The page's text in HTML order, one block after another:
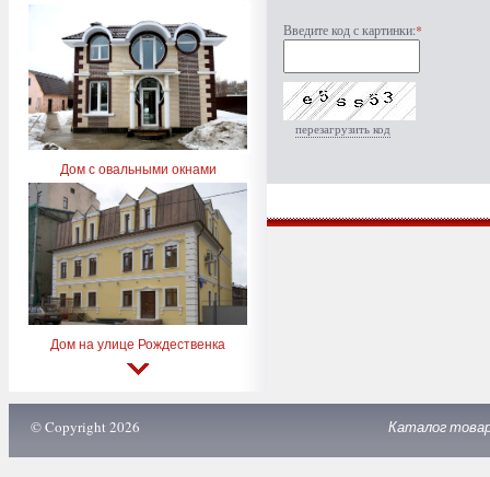
Дом с овальными окнами
Дом на улице Рождественка
Введите код с картинки:*
перезагрузить код
© Copyright 2026 Каталог